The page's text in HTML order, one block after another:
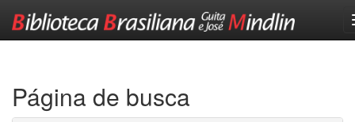
Página de busca